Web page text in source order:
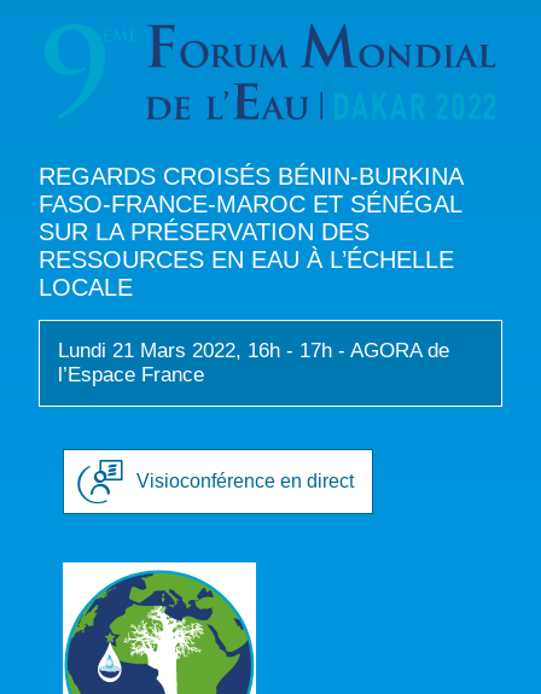
REGARDS CROISÉS BÉNIN-BURKINA
FASO-FRANCE-MAROC ET SÉNÉGAL
SUR LA PRÉSERVATION DES
RESSOURCES EN EAU À L’ÉCHELLE
LOCALE
Lundi 21 Mars 2022, 16h - 17h - AGORA de
l’Espace France
Visioconférence en direct